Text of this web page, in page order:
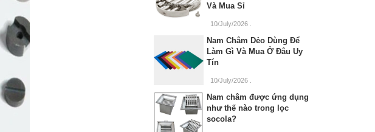
Và Mua Sỉ
10/July/2026
Nam Châm Dẻo Dùng Để
Làm Gì Và Mua Ở Đâu Uy
Tín
10/July/2026
Nam châm được ứng dụng
như thế nào trong lọc
socola?